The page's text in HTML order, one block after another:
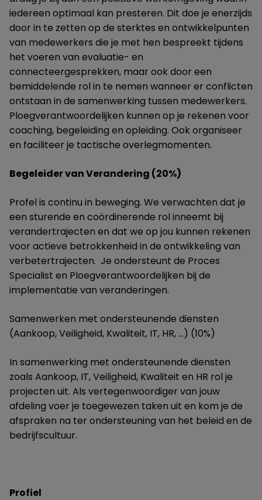
iedereen optimaal kan presteren. Dit doe je enerzijds
door in te zetten op de sterktes en ontwikkelpunten
van medewerkers die je met hen bespreekt tijdens
het voeren van evaluatie- en
connecteergesprekken, maar ook door een
bemiddelende rol in te nemen wanneer er conflicten
ontstaan in de samenwerking tussen medewerkers.
Ploegverantwoordelijken kunnen op je rekenen voor
coaching, begeleiding en opleiding. Ook organiseer
en faciliteer je tactische overlegmomenten.
Begeleider van Verandering (20%)
Profel is continu in beweging. We verwachten dat je
een sturende en coördinerende rol inneemt bij
verandertrajecten en dat we op jou kunnen rekenen
voor actieve betrokkenheid in de ontwikkeling van
verbetertrajecten. Je ondersteunt de Proces
Specialist en Ploegverantwoordelijken bij de
implementatie van veranderingen.
Samenwerken met ondersteunende diensten
(Aankoop, Veiligheid, Kwaliteit, IT, HR, …) (10%)
In samenwerking met ondersteunende diensten
zoals Aankoop, IT, Veiligheid, Kwaliteit en HR rol je
projecten uit. Als vertegenwoordiger van jouw
afdeling voer je toegewezen taken uit en kom je de
afspraken na ter ondersteuning van het beleid en de
bedrijfscultuur.
Profiel